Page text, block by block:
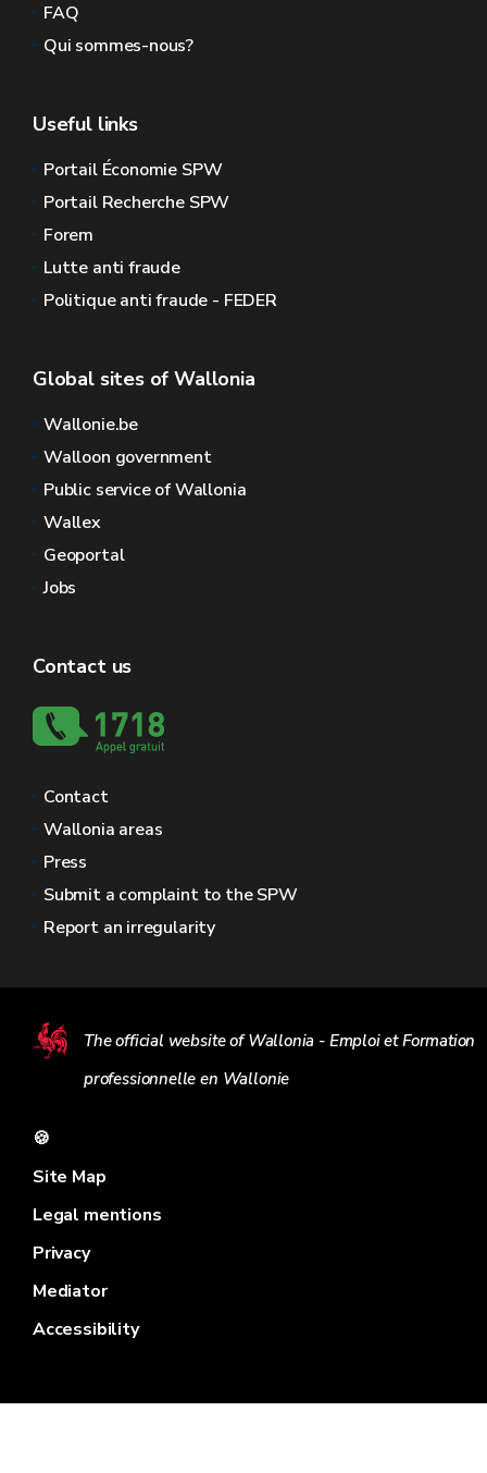
FAQ
Qui sommes-nous?
Useful links
Portail Économie SPW
Portail Recherche SPW
Forem
Lutte anti fraude
Politique anti fraude - FEDER
Global sites of Wallonia
Wallonie.be
Walloon government
Public service of Wallonia
Wallex
Geoportal
Jobs
Contact us
Contact
Wallonia areas
Press
Submit a complaint to the SPW
Report an irregularity
The official website of Wallonia - Emploi et Formation
professionnelle en Wallonie
🍪
Site Map
Legal mentions
Privacy
Mediator
Accessibility